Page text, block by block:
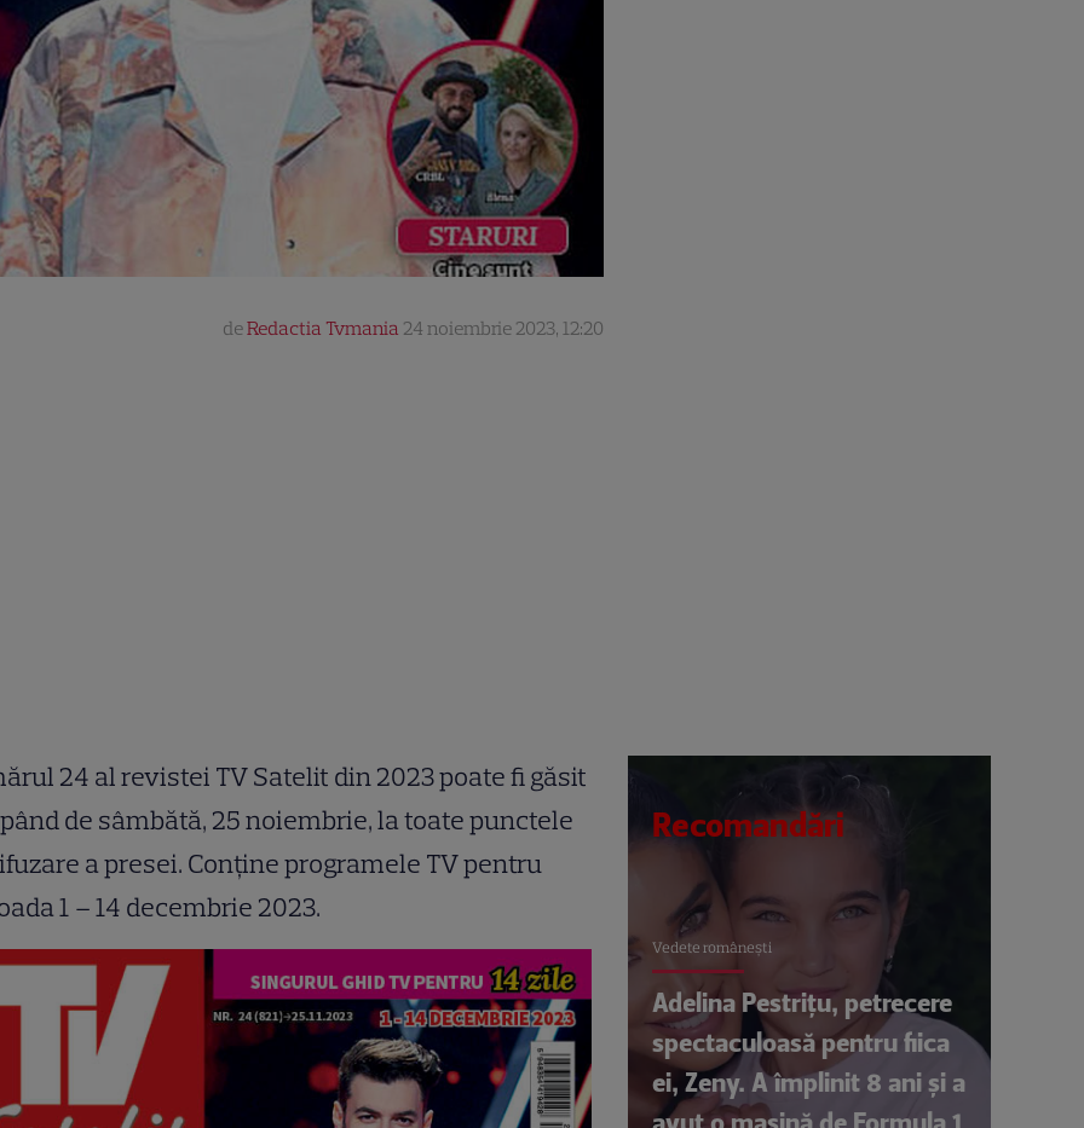
deRedactia Tvmania 24 noiembrie 2023, 12:20
24 al revistei TV Satelit din 2023 poate fi găsit
de sâmbătă, 25 noiembrie, la toate punctele
a presei. Conține programele TV pentru
1 – 14 decembrie 2023.
Recomandări
Vedete româneşti
Adelina Pestrițu, petrecere
spectaculoasă pentru fiica
ei, Zeny. A împlinit 8 ani și a